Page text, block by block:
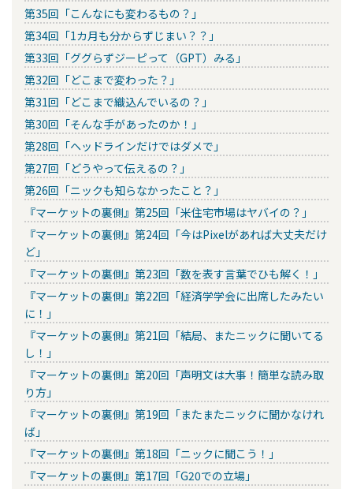
第35回「こんなにも変わるもの？」
第34回「1カ月も分からずじまい？？」
第33回「ググらずジーピって（GPT）みる」
第32回「どこまで変わった？」
第31回「どこまで織込んでいるの？」
第30回「そんな手があったのか！」
第28回「ヘッドラインだけではダメで」
第27回「どうやって伝えるの？」
第26回「ニックも知らなかったこと？」
『マーケットの裏側』第25回「米住宅市場はヤバイの？」
『マーケットの裏側』第24回「今はPixelがあれば大丈夫だけ
ど」
『マーケットの裏側』第23回「数を表す言葉でひも解く！」
『マーケットの裏側』第22回「経済学学会に出席したみたい
に！」
『マーケットの裏側』第21回「結局、またニックに聞いてる
し！」
『マーケットの裏側』第20回「声明文は大事！簡単な読み取
り方」
『マーケットの裏側』第19回「またまたニックに聞かなけれ
ば」
『マーケットの裏側』第18回「ニックに聞こう！」
『マーケットの裏側』第17回「G20での立場」